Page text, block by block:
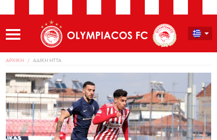
ΑΡΧΙΚΗ ΑΔΙΚΗ ΗΤΤΑ